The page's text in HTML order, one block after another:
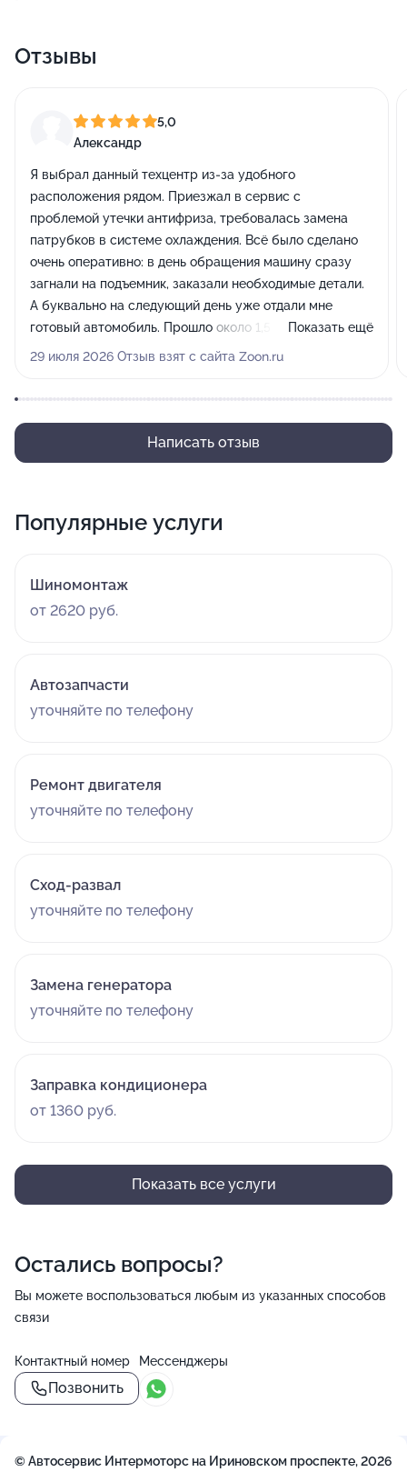
Отзывы
5,0
Александр
Я выбрал данный техцентр из-за удобного
расположения рядом. Приезжал в сервис с
проблемой утечки антифриза, требовалась замена
патрубков в системе охлаждения. Всё было сделано
очень оперативно: в день обращения машину сразу
загнали на подъемник, заказали необходимые детали.
А буквально на следующий день уже отдали мне
готовый автомобиль. Прошло около 1,5 недель, езжу
без проблем, пока никаких нареканий по качеству
Показать ещё
29 июля 2026 Отзыв взят с сайта Zoon.ru
Написать отзыв
Популярные услуги
Шиномонтаж
от 2620 руб.
Автозапчасти
уточняйте по телефону
Ремонт двигателя
уточняйте по телефону
Сход-развал
уточняйте по телефону
Замена генератора
уточняйте по телефону
Заправка кондиционера
от 1360 руб.
Показать все услуги
Остались вопросы?
Вы можете воспользоваться любым из указанных способов
связи
Контактный номер
Позвонить
Мессенджеры
© Автосервис Интермоторс на Ириновском проспекте, 2026